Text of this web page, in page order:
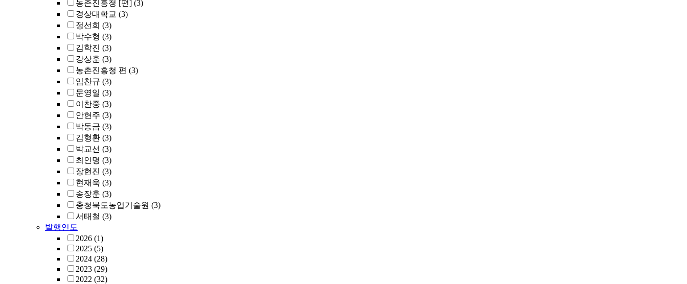
농촌진흥청 [편] (3)
경상대학교 (3)
정선희 (3)
박수형 (3)
김학진 (3)
강상훈 (3)
농촌진흥청 편 (3)
임찬규 (3)
문영일 (3)
이찬중 (3)
안현주 (3)
박동금 (3)
김형환 (3)
박교선 (3)
최인명 (3)
장현진 (3)
현재욱 (3)
송장훈 (3)
충청북도농업기술원 (3)
서태철 (3)
발행연도
2026 (1)
2025 (5)
2024 (28)
2023 (29)
2022 (32)